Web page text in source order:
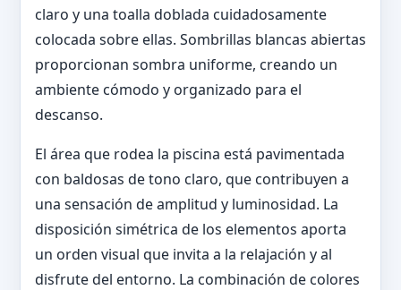
claro y una toalla doblada cuidadosamente
colocada sobre ellas. Sombrillas blancas abiertas
proporcionan sombra uniforme, creando un
ambiente cómodo y organizado para el
descanso.
El área que rodea la piscina está pavimentada
con baldosas de tono claro, que contribuyen a
una sensación de amplitud y luminosidad. La
disposición simétrica de los elementos aporta
un orden visual que invita a la relajación y al
disfrute del entorno. La combinación de colores